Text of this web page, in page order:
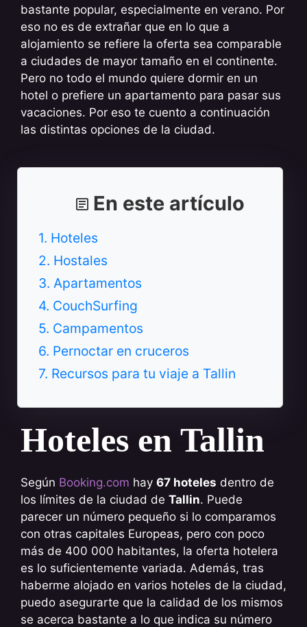
bastante popular, especialmente en verano. Por
eso no es de extrañar que en lo que a
alojamiento se refiere la oferta sea comparable
a ciudades de mayor tamaño en el continente.
Pero no todo el mundo quiere dormir en un
hotel o prefiere un apartamento para pasar sus
vacaciones. Por eso te cuento a continuación
las distintas opciones de la ciudad.
En este artículo
1. Hoteles
2. Hostales
3. Apartamentos
4. CouchSurfing
5. Campamentos
6. Pernoctar en cruceros
7. Recursos para tu viaje a Tallin
Hoteles en Tallin
Según Booking.com hay 67 hoteles dentro de
los límites de la ciudad de Tallin. Puede
parecer un número pequeño si lo comparamos
con otras capitales Europeas, pero con poco
más de 400 000 habitantes, la oferta hotelera
es lo suficientemente variada. Además, tras
haberme alojado en varios hoteles de la ciudad,
puedo asegurarte que la calidad de los mismos
se acerca bastante a lo que indica su número